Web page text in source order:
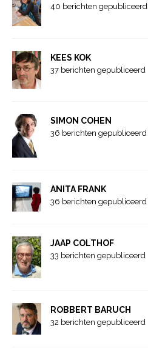
40 berichten gepubliceerd
KEES KOK
37 berichten gepubliceerd
SIMON COHEN
36 berichten gepubliceerd
ANITA FRANK
36 berichten gepubliceerd
JAAP COLTHOF
33 berichten gepubliceerd
ROBBERT BARUCH
32 berichten gepubliceerd